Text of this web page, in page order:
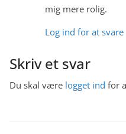
mig mere rolig.
Log ind for at svare
Skriv et svar
Du skal være logget ind for